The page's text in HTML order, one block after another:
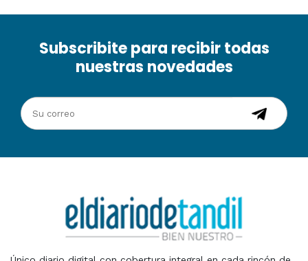
Subscribite para recibir todas
nuestras novedades